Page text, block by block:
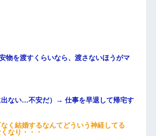
物を渡すくらいなら、渡さないほうがマ
出ない…不安だ）→ 仕事を早退して帰宅す
く結婚するなんてどういう神経してる
なり・・・